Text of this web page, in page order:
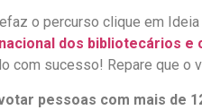
o percurso clique em
dos bibliotecários e
com sucesso! Repare que o
pessoas com mais de